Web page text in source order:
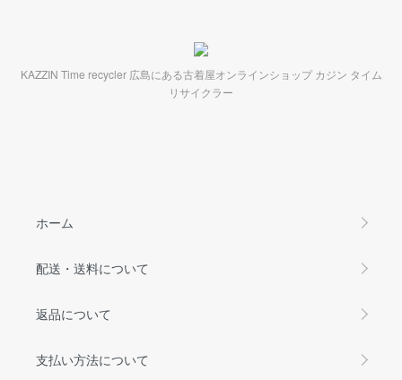
KAZZIN Time recycler 広島にある古着屋オンラインショップ カジン タイム
リサイクラー
ホーム
配送・送料について
返品について
支払い方法について